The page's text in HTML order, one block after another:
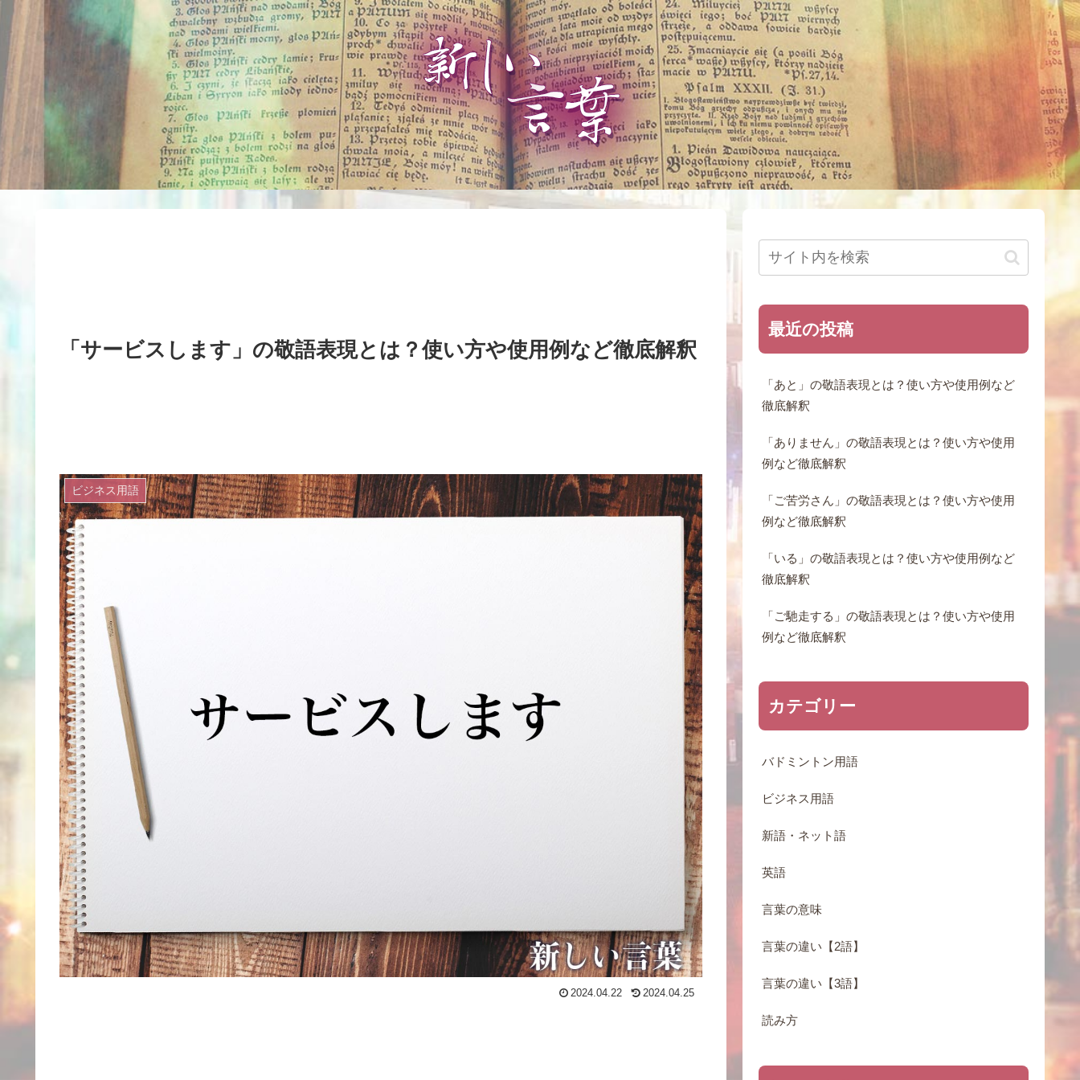
「サービスします」の敬語表現とは？使い方や使用例など徹底解釈
ビジネス用語
2024.04.22 2024.04.25
最近の投稿
「あと」の敬語表現とは？使い方や使用例など
徹底解釈
「ありません」の敬語表現とは？使い方や使用
例など徹底解釈
「ご苦労さん」の敬語表現とは？使い方や使用
例など徹底解釈
「いる」の敬語表現とは？使い方や使用例など
徹底解釈
「ご馳走する」の敬語表現とは？使い方や使用
例など徹底解釈
カテゴリー
バドミントン用語
ビジネス用語
新語・ネット語
英語
言葉の意味
言葉の違い【2語】
言葉の違い【3語】
読み方